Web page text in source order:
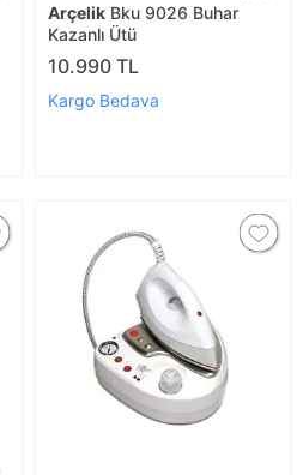
Arçelik Bku 9026 Buhar
Kazanlı Ütü
10.990 TL
Kargo Bedava